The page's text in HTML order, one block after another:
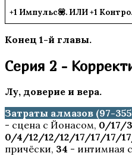
Путь Валькирии
+1 Импульс💟. ИЛИ +1
Конец 1-й главы.
Серия 2 -
Лу, доверие и вера.
Затраты алмазов (97-
- сцена с Йонасом, 0/17/
0/4/12/12/12/17/17/17/
причёски, 34 - интимная